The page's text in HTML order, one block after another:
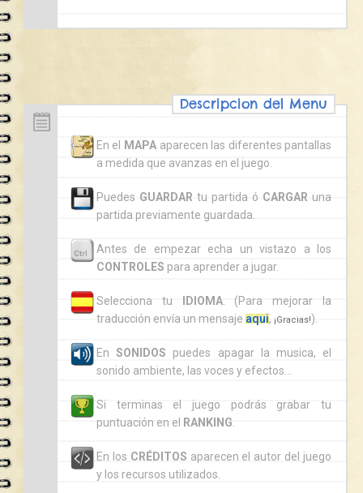
En el MAPA aparecen las diferentes pantallas
a medida que avanzas en el juego.
Puedes GUARDAR tu partida ó CARGAR una
partida previamente guardada.
Antes de empezar echa un vistazo a los
CONTROLES para aprender a jugar.
Selecciona tu IDIOMA. (Para mejorar la
traducción envía un mensaje aqui, ¡Gracias!).
EnSONIDOS puedes apagar la musica, el
sonido ambiente, las voces y efectos…
Si terminas el juego podrás grabar tu
puntuación en el
RANKING
En los CRÉDITOS aparecen el autor del juego
y los recursos utilizados.